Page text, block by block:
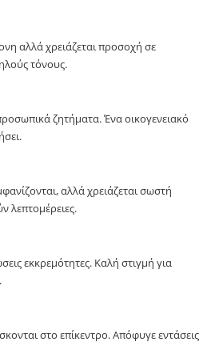
αλλά χρειάζεται προσοχή σε
τόνους.
ζητήματα. Ένα οικογενειακό
αλλά χρειάζεται σωστή
λεπτομέρειες.
εκκρεμότητες. Καλή στιγμή για
στο επίκεντρο. Απόφυγε εντάσεις